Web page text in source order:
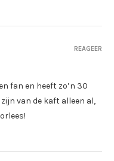
fan en heeft zo’n 30
van de kaft alleen al,
REAGEER